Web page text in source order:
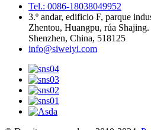
Tel.: 0086-18038049952
3.º andar, edificio F, parque
Zhentou, Huangpu, rúa
Shenzhen, China, 518125
info@siweiyi.com